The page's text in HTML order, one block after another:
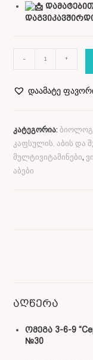
- +
დაამატე
კატეგორია:
კაფსულის, აბის და
მულტივიტამინები,
აბები
აღწერა
ომეგა 3-6-9
№30